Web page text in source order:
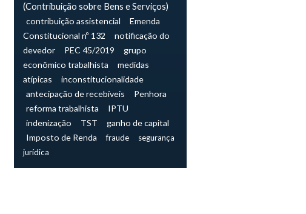
(Contribuição sobre Bens e Serviços)
contribuição assistencial
Emenda
Constitucional nº 132
notificação do
devedor
PEC 45/2019
grupo
econômico trabalhista
medidas
atípicas
inconstitucionalidade
antecipação de recebíveis
Penhora
reforma trabalhista
IPTU
indenização
TST
ganho de capital
Imposto de Renda
fraude
segurança
jurídica